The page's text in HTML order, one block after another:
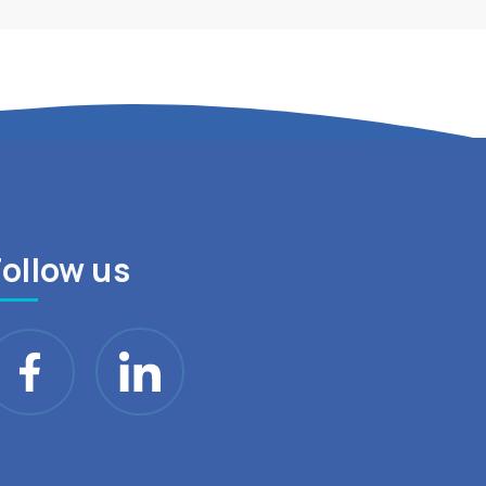
us